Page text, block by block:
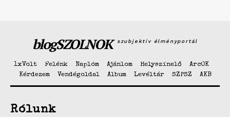
blogSZOLNOK szubjektív élményportál
1xVolt Felénk Naplóm Ajánlom Helyszínelő
ArcOK
Kérdezem
Vendégoldal Album Levéltár SZPSZ AKB
Rólunk